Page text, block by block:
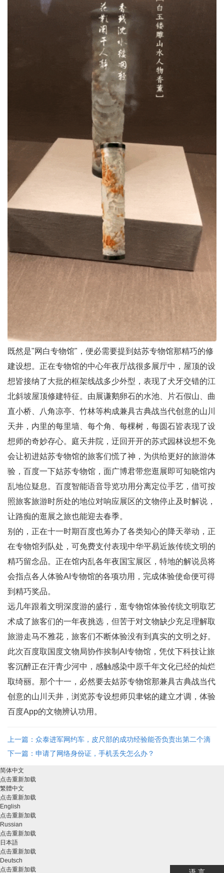
既然是"网白专物馆"，便必需要提到姑苏专物馆那精巧的修
建设想。正在专物馆的中心年夜厅战很多展厅中，屋顶的设
想皆接纳了大批的框架线战多少外型，表现了犬牙交错的江
北斜坡屋顶修建特征。由展谦鹅卵石的水池、片石假山、曲
直小桥、八角凉亭、竹林等构成兼具古典战当代创意的山川
天井，内里的每里墙、每个角、每棵树，每圆石皆表现了设
想师的奇妙存心。庭天井院，迂回开开的苏式园林设想不免
会让初进姑苏专物馆的旅客们慌了神，为供给更好的旅游体
验，百度一下姑苏专物馆，面广博君带您逛展即可知晓馆内
乱地位疑息。百度智能语音导览功用分离定位手艺，借可按
照旅客旅游时所处的地位对响应展区的文物停止及时解说，
让路痴的逛展之旅也能迎去春季。
别的，正在十一时期百度也筹办了各类知心的降天举动，正
在专物馆列队处，可免费支付表现中华平易近族传统文明的
精巧留念品。正在馆内乱各年夜国宝展区，特地的解说员将
会指点各人体验AI专物馆的各项功用，完成体验使命便可得
到精巧奖品。
远几年跟着文明深度游的盛行，逛专物馆体验传统文明取艺
术成了旅客们的一年夜挑选，但苦于对文物缺少充足理解取
旅游走马不雅花，旅客们不断体验没有到真实的文明之好。
此次百度取国度文物局协作挨制AI专物馆，凭仗下科技让旅
客沉醉正在汗青少河中，感触感染中原千年文化已经的灿烂
取绮丽。那个十一，必然要去姑苏专物馆那兼具古典战当代
创意的山川天井，浏览苏专设想师贝聿铭的建立才调，体验
百度App的文物辨认功用。
上一篇：众泰进军网约车，皮尺部的成功经验能否负责出第二个滴
滴？ ...
下一篇：申请了网络身份证，手机丢失怎么办？
简体中文
点击重新加载
繁體中文
点击重新加载
English
点击重新加载
Russian
点击重新加载
日本語
点击重新加载
Deutsch
点击重新加载